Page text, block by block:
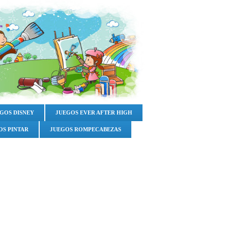
DISNEY JUEGOS EVER AFTER HIGH
PINTAR JUEGOS ROMPECABEZAS